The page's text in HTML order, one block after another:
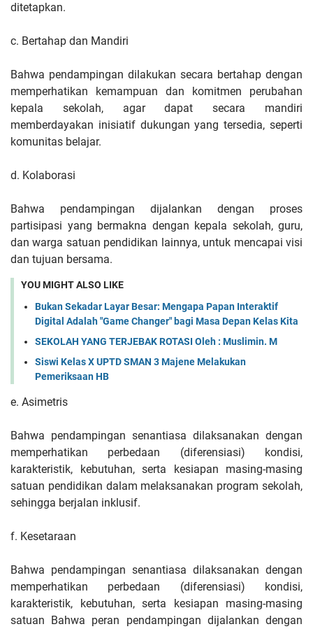
ditetapkan.
c. Bertahap dan Mandiri
Bahwa pendampingan dilakukan secara bertahap dengan
memperhatikan kemampuan dan komitmen perubahan
kepala sekolah, agar dapat secara mandiri
memberdayakan inisiatif dukungan yang tersedia, seperti
komunitas belajar.
d. Kolaborasi
Bahwa pendampingan dijalankan dengan proses
partisipasi yang bermakna dengan kepala sekolah, guru,
dan warga satuan pendidikan lainnya, untuk mencapai visi
dan tujuan bersama.
YOU MIGHT ALSO LIKE
Bukan Sekadar Layar Besar: Mengapa Papan Interaktif
Digital Adalah "Game Changer" bagi Masa Depan Kelas Kita
SEKOLAH YANG TERJEBAK ROTASI Oleh : Muslimin. M
Siswi Kelas X UPTD SMAN 3 Majene Melakukan
Pemeriksaan HB
e. Asimetris
Bahwa pendampingan senantiasa dilaksanakan dengan
memperhatikan perbedaan (diferensiasi) kondisi,
karakteristik, kebutuhan, serta kesiapan masing-masing
satuan pendidikan dalam melaksanakan program sekolah,
sehingga berjalan inklusif.
f. Kesetaraan
Bahwa pendampingan senantiasa dilaksanakan dengan
memperhatikan perbedaan (diferensiasi) kondisi,
karakteristik, kebutuhan, serta kesiapan masing-masing
satuan Bahwa peran pendampingan dijalankan dengan